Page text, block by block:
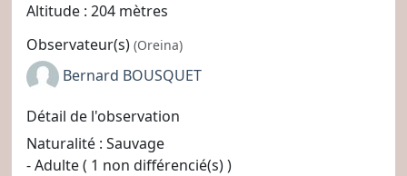
Altitude : 204 mètres
Observateur(s) (Oreina)
Bernard BOUSQUET
Détail de l'observation
Naturalité : Sauvage
- Adulte ( 1 non différencié(s) )